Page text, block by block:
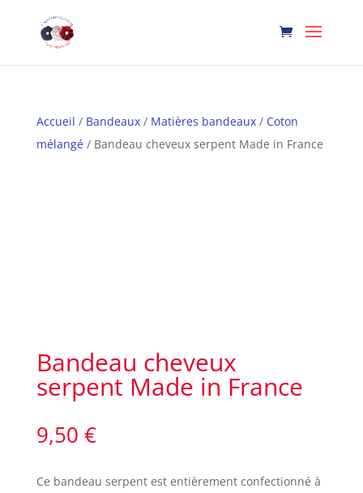
Accueil / Bandeaux/ Matières bandeaux/ Coton
mélangé/ Bandeau cheveux serpent Made in France
Bandeau cheveux
serpent Made in France
9,50 €
Ce bandeau serpent est entièrement confectionné à